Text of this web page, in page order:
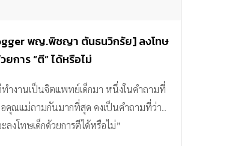
พญ.พิชญา ตันธนวิกรัย] ลงโทษ
ยการ “ตี” ได้หรือไม่
ำงานเป็นจิตแพทย์เด็กมา หนึ่งในคำถามที่
คุณแม่ถามกันมากที่สุด คงเป็นคำถามที่ว่า..
ะลงโทษเด็กด้วยการตีได้หรือไม่”